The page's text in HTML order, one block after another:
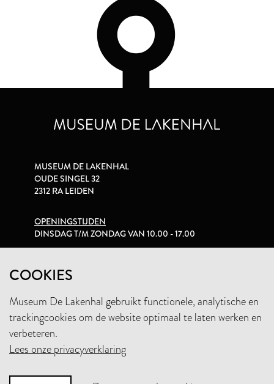
COOKIES
Museum De Lakenhal gebruikt functionele, analytische en
trackingcookies om de website optimaal te laten werken en
verbeteren.
Lees onze privacyverklaring
MUSEUM DE LAKENHAL
OUDE SINGEL 32
2312 RA LEIDEN
OPENINGSTIJDEN
DINSDAG T/M ZONDAG VAN 10.00 - 17.00
+31 (0)71 5165360
INFO@LAKENHAL.NL
STEUN HET MUSEUM